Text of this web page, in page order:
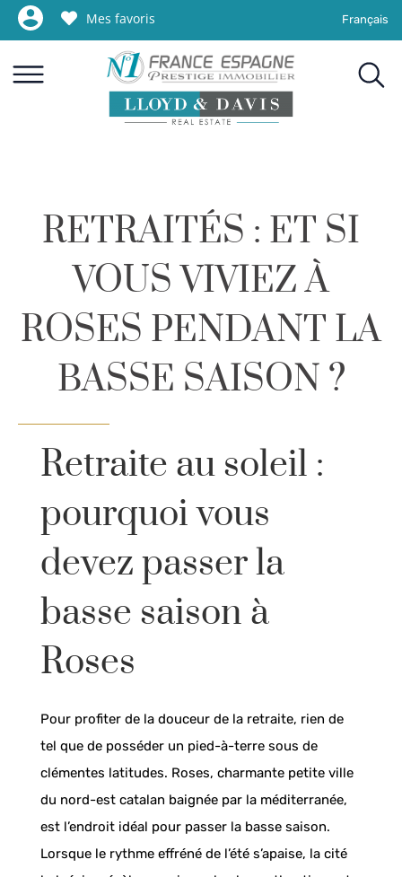
Mes favoris Français
RETRAITÉS : ET SI
VOUS VIVIEZ À
ROSES PENDANT LA
BASSE SAISON ?
Retraite au soleil :
pourquoi vous
devez passer la
basse saison à
Roses
Pour profiter de la douceur de la retraite, rien de
tel que de posséder un pied-à-terre sous de
clémentes latitudes. Roses, charmante petite ville
du nord-est catalan baignée par la méditerranée,
est l’endroit idéal pour passer la basse saison.
Lorsque le rythme effréné de l’été s’apaise, la cité